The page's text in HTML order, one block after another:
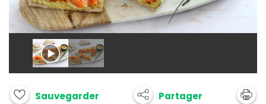
Sauvegarder Partager